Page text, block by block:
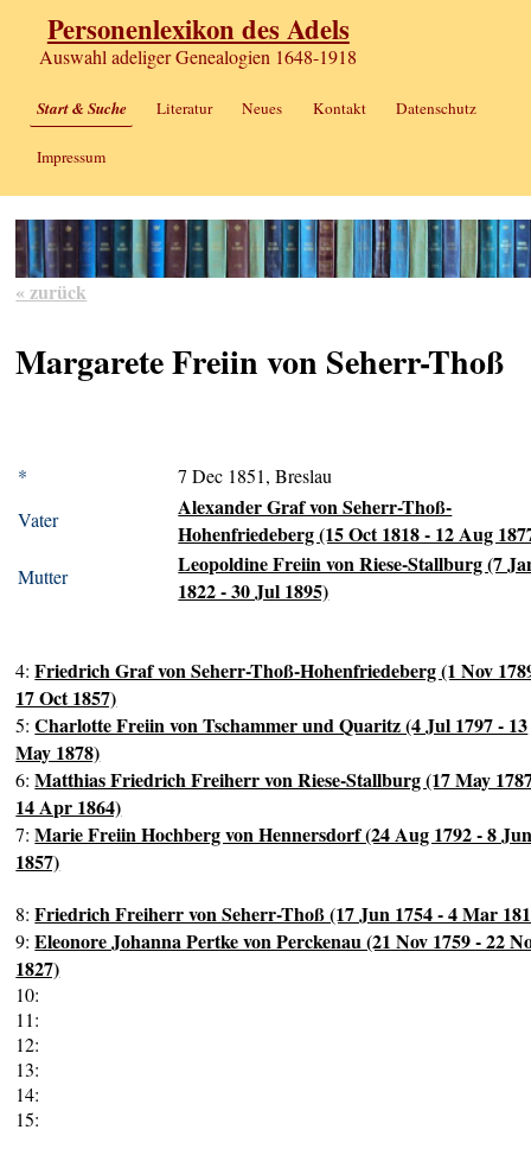
Personenlexikon des Adels
Auswahl adeliger Genealogien 1648-1918
Start & Suche Literatur Neues Kontakt Datenschutz
Impressum
« zurück
Margarete Freiin von Seherr-Thoß
*
7 Dec 1851, Breslau
Vater
Alexander Graf von Seherr-Thoß-
Hohenfriedeberg (15 Oct 1818 - 12 Aug
Mutter
Leopoldine Freiin von Riese-Stallburg (7
1822 - 30 Jul 1895)
4:Friedrich Graf von Seherr-Thoß-Hohenfriedeberg (1 Nov
17 Oct 1857)
5:Charlotte Freiin von Tschammer und Quaritz (4 Jul 1797 - 13
May 1878)
6:Matthias Friedrich Freiherr von Riese-Stallburg (17 May
14 Apr 1864)
7:Marie Freiin Hochberg von Hennersdorf (24 Aug 1792 - 8
1857)
8:Friedrich Freiherr von Seherr-Thoß (17 Jun 1754 - 4 Mar
9:Eleonore Johanna Pertke von Perckenau (21 Nov 1759 - 22
1827)
10:
11:
12:
13:
14:
15: